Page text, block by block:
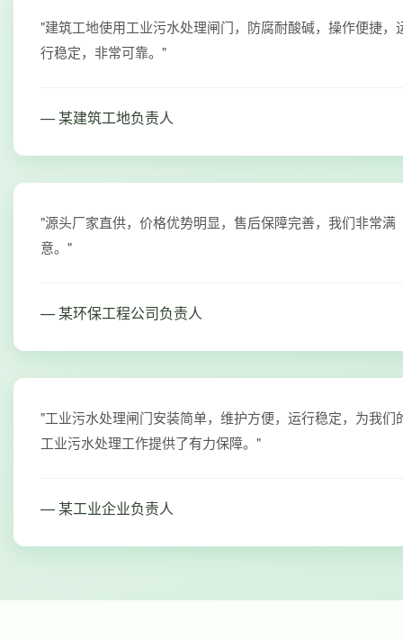
"建筑工地使用工业污水处理闸门，防腐耐酸碱，操作便捷，
行稳定，非常可靠。"
— 某建筑工地负责人
"源头厂家直供，价格优势明显，售后保障完善，我们非常满
意。"
— 某环保工程公司负责人
"工业污水处理闸门安装简单，维护方便，运行稳定，为我们
工业污水处理工作提供了有力保障。"
— 某工业企业负责人